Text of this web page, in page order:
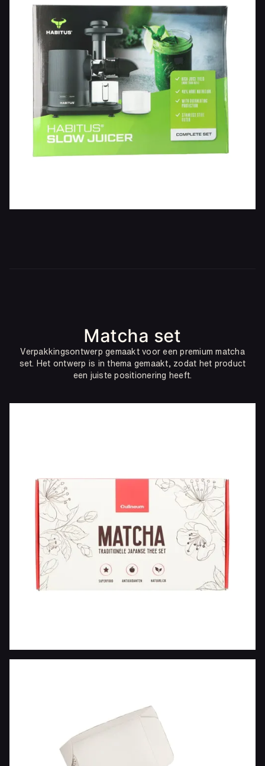
Matcha set
Verpakkingsontwerp gemaakt voor een premium matcha
set. Het ontwerp is in thema gemaakt, zodat het product
een juiste positionering heeft.